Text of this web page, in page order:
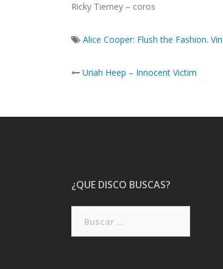
Ricky Tierney – coros
Alice Cooper: Flush the Fashion.
Post
Uriah Heep – Innocent Victim
¿QUE DISCO BUSCAS?